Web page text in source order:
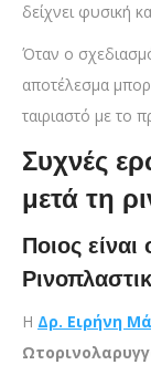
δείχνει φυσική
Όταν ο
αποτέλεσμα
ταιριαστό με το
Συχνές
μετά τη
Ποιος
Η Δρ. Ειρήνη